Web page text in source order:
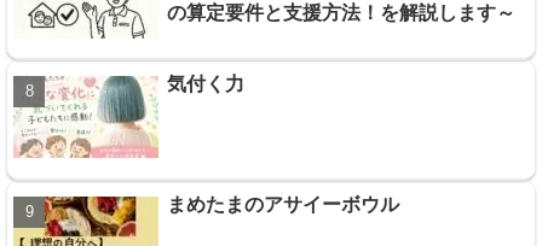
の算定要件と支援方法！を解説します～
気付く力
まめたまのアサイーボウル